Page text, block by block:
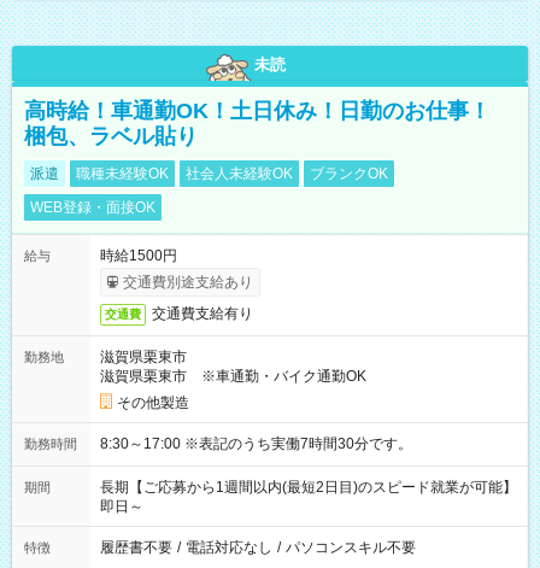
未読
高時給！車通勤OK！土日休み！日勤のお仕事！
梱包、ラベル貼り
派遣 職種未経験OK 社会人未経験OK
ブランクOK
WEB登録・面接OK
給与
時給1500円
交通費別途支給あり
交通費 交通費支給有り
勤務地
滋賀県栗東市
滋賀県栗東市 ※車通勤・バイク通勤OK
その他製造
勤務時間 8:30～17:00 ※表記のうち実働7時間30分です。
期間
長期【ご応募から1週間以内(最短2日目)のスピード就業が可能】
即日～
特徴 履歴書不要 / 電話対応なし / パソコンスキル不要